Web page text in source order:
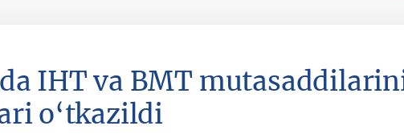
IHT va BMT
o‘tkazildi